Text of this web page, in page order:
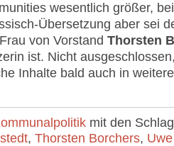
wesentlich größer,
Übersetzung aber sei
von Vorstand Thorsten
ist. Nicht
Inhalte bald auch in
mit den
, Thorsten Borchers,